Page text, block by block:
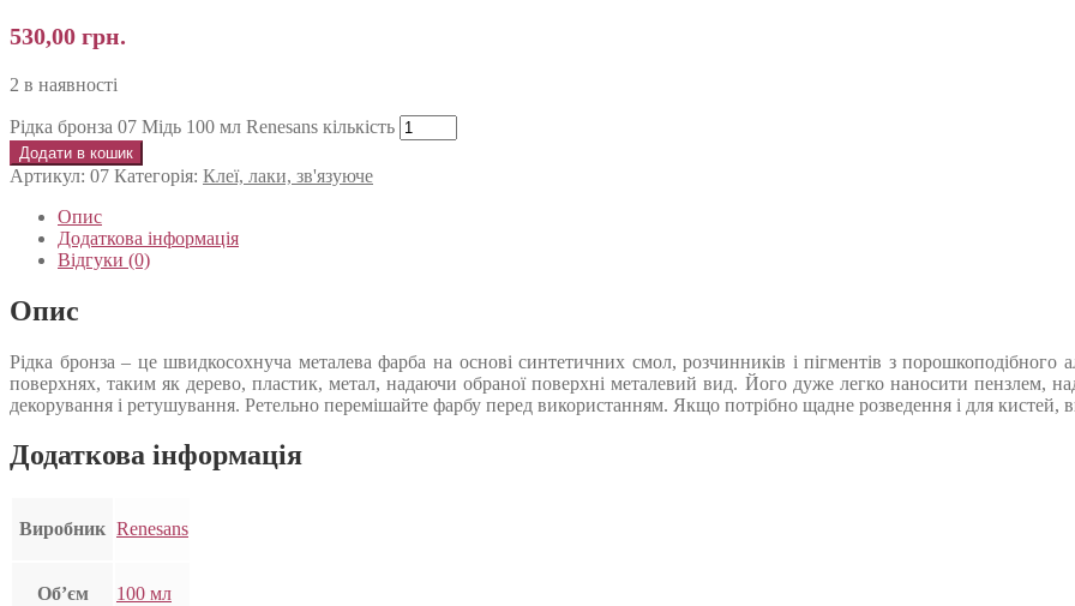
530,00 грн.
2 в наявності
Рідка бронза 07 Мідь 100 мл Renesans кількість
Додати в кошик
Артикул: 07 Категорія: Клеї, лаки, зв'язуюче
Опис
Додаткова інформація
Відгуки (0)
Опис
Рідка бронза – це швидкосохнуча металева фарба на основі синтетичних смол, розчинників і пігментів з
поверхнях, таким як дерево, пластик, метал, надаючи обраної поверхні металевий вид. Його дуже легко наносити пензлем,
декорування і ретушування. Ретельно перемішайте фарбу перед використанням. Якщо потрібно щадне розведення і для кистей,
Додаткова інформація
Виробник Renesans
Об’єм 100 мл